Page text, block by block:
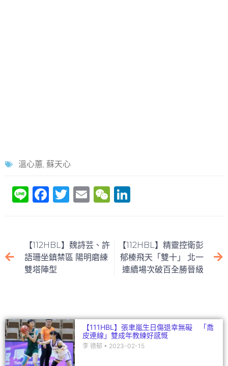
溫心蕙, 蘇天心
Li F
e
b
o
T
er
E
l
W
at
e
dI
n
【112HBL】魏詩芸、許
語珊坐鎮禁區 陽明磨練
雙塔陣型
【112HBL】精靈控衛彭
郁榛飛天「雙十」 北一
連續場次破百全勝晉級
【111HBL】張聿嵐生日傷退幸無礙 「喬
皮連線」雙成年教練好感慨
李 德郁 2023-02-15